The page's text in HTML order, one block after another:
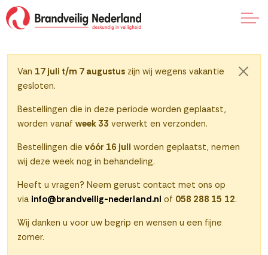
Naar klantenportaal
0
Van 17 juli t/m 7 augustus zijn wij wegens vakantie
gesloten.
Bestellingen die in deze periode worden geplaatst,
worden vanafweek 33 verwerkt en verzonden.
Bestellingen dievóór 16 juli worden geplaatst, nemen
wij deze week nog in behandeling.
Heeft u vragen? Neem gerust contact met ons op
via info@brandveilig-nederland.nl of 058 288 15 12.
Wij danken u voor uw begrip en wensen u een fijne
zomer.